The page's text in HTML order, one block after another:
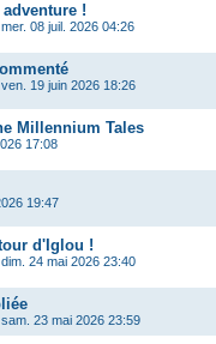
adventure !
mer. 08 juil. 2026 04:26
ven. 19 juin 2026 18:26
Millennium Tales
17:08
19:47
d'Iglou !
dim. 24 mai 2026 23:40
sam. 23 mai 2026 23:59